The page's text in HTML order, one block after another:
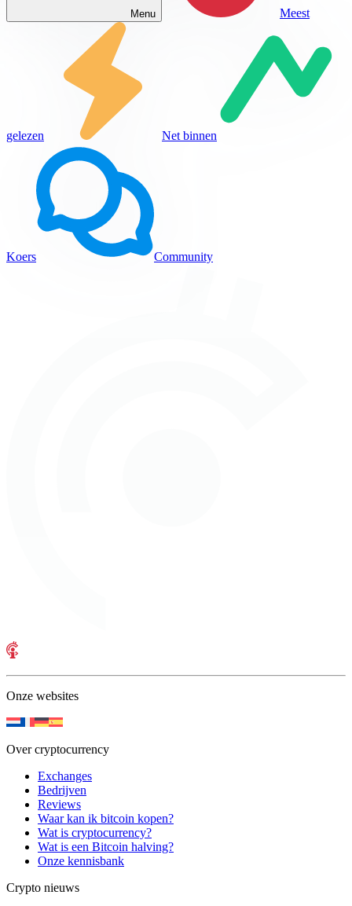
Menu Meest
gelezen Net binnen
Koers Community
Onze websites
Over cryptocurrency
Exchanges
Bedrijven
Reviews
Waar kan ik bitcoin kopen?
Wat is cryptocurrency?
Wat is een Bitcoin halving?
Onze kennisbank
Crypto nieuws